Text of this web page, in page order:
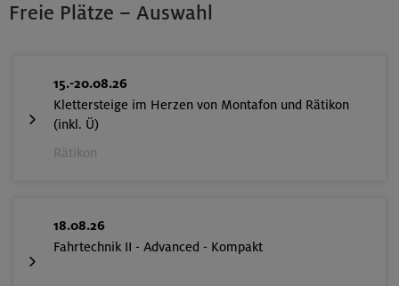
Freie Plätze – Auswahl
15.-20.08.26
Klettersteige im Herzen von Montafon und Rätikon
(inkl. Ü)
Rätikon
18.08.26
Fahrtechnik II - Advanced - Kompakt